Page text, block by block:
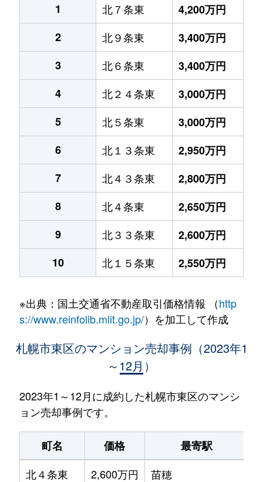
1
北７条東
4,200万円
2
北９条東
3,400万円
3
北６条東
3,400万円
4
北２４条東
3,000万円
5
北５条東
3,000万円
6
北１３条東
2,950万円
7
北４３条東
2,800万円
8
北４条東
2,650万円
9
北３３条東
2,600万円
10
北１５条東 2,550万円
※出典：国土交通省不動産取引価格情報 （http
s://www.reinfolib.mlit.go.jp/）を加工して作成
札幌市東区のマンション売却事例（2023年1
～12月）
2023年1～12月に成約した札幌市東区のマンシ
ョン売却事例です。
町名 価格 最寄駅
北４条東
2,600万円 苗穂